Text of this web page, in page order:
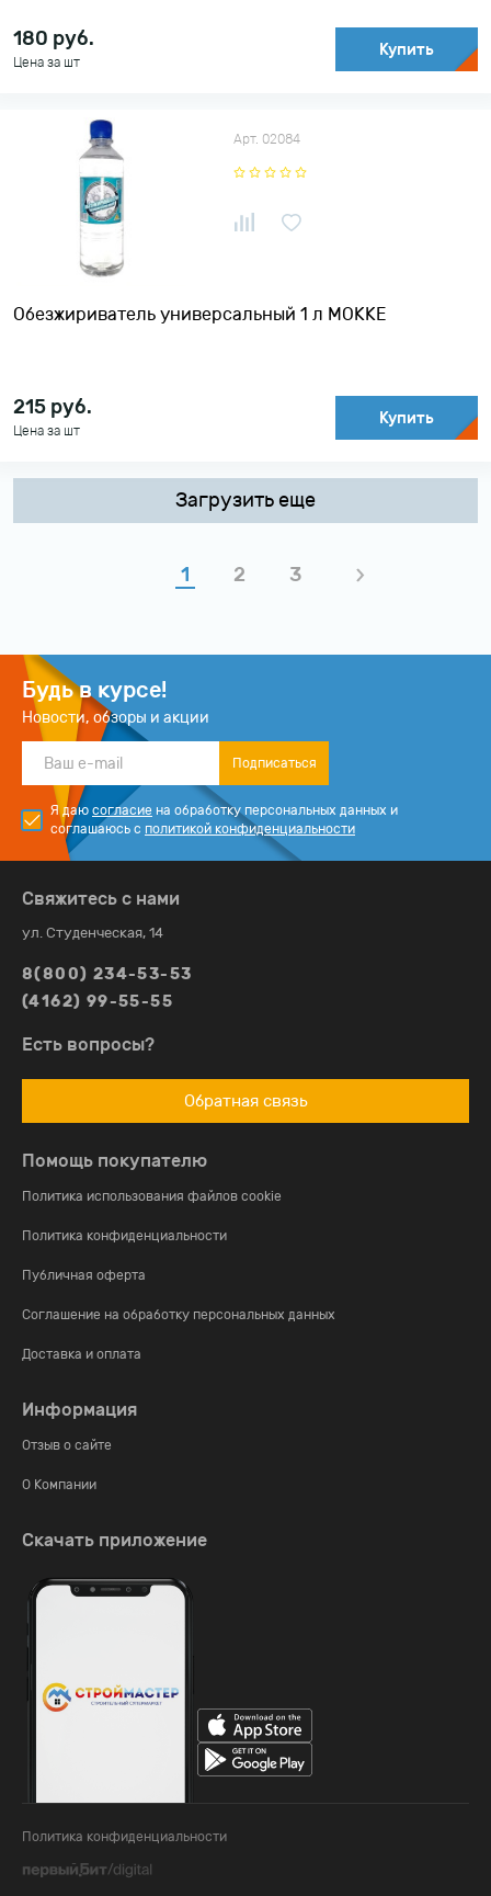
180 руб.
Цена за шт
Купить
Обезжириватель универсальный 1 л MOKKE
Арт. 02084
215 руб.
Цена за шт
Купить
Загрузить еще
1 2 3
Будь в курсе!
Новости, обзоры и акции
Подписаться
Я даю согласие на обработку персональных данных и
соглашаюсь с политикой конфиденциальности
Помощь покупателю
Политика использования файлов cookie
Политика конфиденциальности
Публичная оферта
Соглашение на обработку персональных данных
Доставка и оплата
Информация
Отзыв о сайте
О Компании
Свяжитесь с нами
ул. Студенческая, 14
8(800) 234-53-53
(4162) 99-55-55
Есть вопросы?
Обратная связь
Скачать приложение
Политика конфиденциальности